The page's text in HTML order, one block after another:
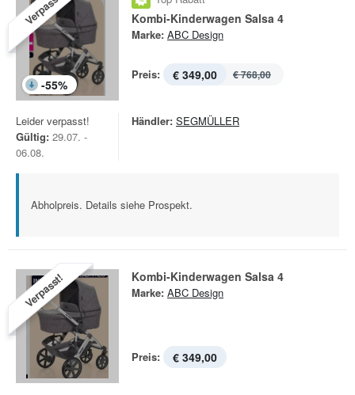
-55%
Kombi-Kinderwagen Salsa 4
Marke: ABC Design
Preis: € 349,00 € 768,00
Leider verpasst!
Gültig: 29.07. -
06.08.
Händler: SEGMÜLLER
Abholpreis. Details siehe Prospekt.
Verpasst! Kombi-Kinderwagen Salsa 4
Marke: ABC Design
Preis: € 349,00